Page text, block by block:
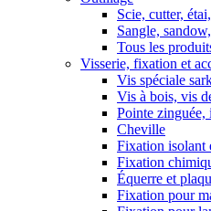
Scie, cutter,
Sangle,
Tous les
Visserie, fixation et
Vis spéciale
Vis à bois, vis
Pointe zinguée,
Cheville
Fixation isolant
Fixation
Équerre et
Fixation pour